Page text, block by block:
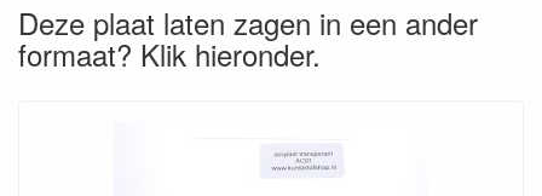
Deze plaat laten zagen in een ander
formaat? Klik hieronder.